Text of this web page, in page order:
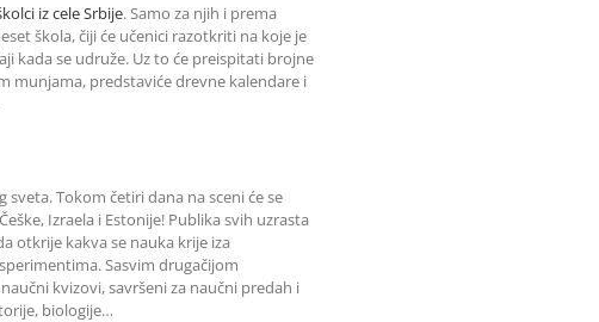
iz cele Srbije. Samo za njih i prema
škola, čiji će učenici razotkriti na koje je
kada se udruže. Uz to će preispitati brojne
munjama, predstaviće drevne kalendare i
sveta. Tokom četiri dana na sceni će se
Izraela i Estonije! Publika svih uzrasta
otkrije kakva se nauka krije iza
Sasvim drugačijom
kvizovi, savršeni za naučni predah i
biologije…